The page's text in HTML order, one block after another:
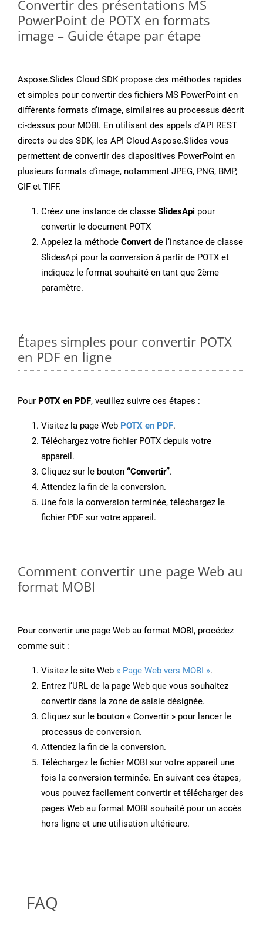
Convertir des présentations MS
PowerPoint de POTX en formats
image – Guide étape par étape
Aspose.Slides Cloud SDK propose des méthodes rapides
et simples pour convertir des fichiers MS PowerPoint en
différents formats d’image, similaires au processus décrit
ci-dessus pour MOBI. En utilisant des appels d’API REST
directs ou des SDK, les API Cloud Aspose.Slides vous
permettent de convertir des diapositives PowerPoint en
plusieurs formats d’image, notamment JPEG, PNG, BMP,
GIF et TIFF.
Créez une instance de classe SlidesApi pour
convertir le document POTX
Appelez la méthode Convert de l’instance de classe
SlidesApi pour la conversion à partir de POTX et
indiquez le format souhaité en tant que 2ème
paramètre.
Étapes simples pour convertir POTX
en PDF en ligne
Pour POTX en PDF, veuillez suivre ces étapes :
Visitez la page Web POTX en PDF.
Téléchargez votre fichier POTX depuis votre
appareil.
Cliquez sur le bouton “Convertir”.
Attendez la fin de la conversion.
Une fois la conversion terminée, téléchargez le
fichier PDF sur votre appareil.
Comment convertir une page Web au
format MOBI
Pour convertir une page Web au format MOBI, procédez
comme suit :
Visitez le site Web « Page Web vers MOBI ».
Entrez l’URL de la page Web que vous souhaitez
convertir dans la zone de saisie désignée.
Cliquez sur le bouton « Convertir » pour lancer le
processus de conversion.
Attendez la fin de la conversion.
Téléchargez le fichier MOBI sur votre appareil une
fois la conversion terminée. En suivant ces étapes,
vous pouvez facilement convertir et télécharger des
pages Web au format MOBI souhaité pour un accès
hors ligne et une utilisation ultérieure.
FAQ